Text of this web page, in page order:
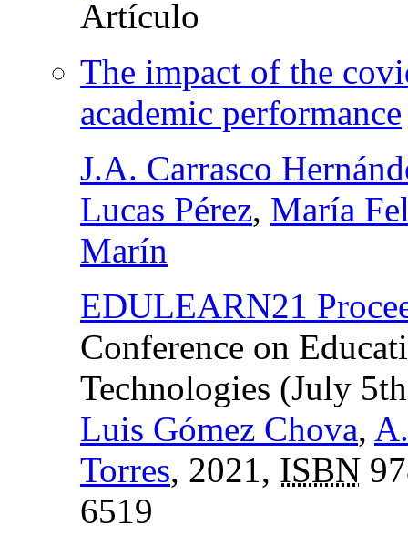
The impact of the
academic performance
J.A. Carrasco
Lucas Pérez, María
Marín
EDULEARN21
Conference on
Technologies (July
Luis Gómez Chova,
Torres, 2021, ISBN
6519